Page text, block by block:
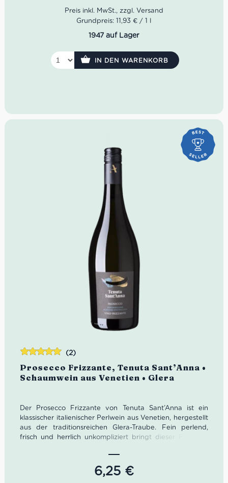
Geschmack: kühl, weich, fruchtig, seidige Perlage
Grundpreis: 11,93 € / 1 l
1947 auf Lager
IN DEN WARENKORB
Prosecco Frizzante, Tenuta Sant’Anna •
Schaumwein aus Venetien • Glera
(2)
Der Prosecco Frizzante von Tenuta Sant’Anna ist ein
klassischer italienischer Perlwein aus Venetien, hergestellt
aus der traditionsreichen Glera-Traube. Fein perlend,
frisch und herrlich unkompliziert bringt dieser Prosecco
direkt ins Glas. In der Nase zeigen sich elegante Noten
von Akazienblüten, Birne und weißem Pfirsich. Am
Gaumen wirkt der Prosecco Frizzante weich, lebendig
6,25 €
mit5.00von
5